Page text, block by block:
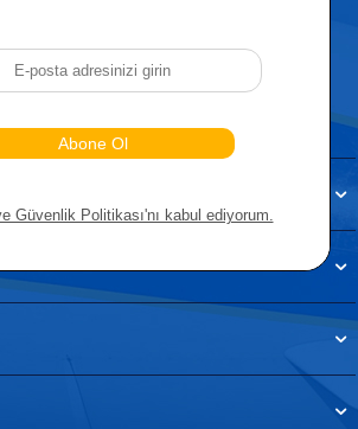
Veli Cd. D:No:19, 34522 Esenyurt/İstanbul